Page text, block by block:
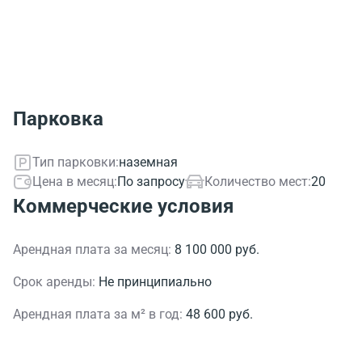
Парковка
Тип парковки:наземная
Цена в месяц:По запросу Количество мест:20
Коммерческие условия
Арендная плата за месяц: 8 100 000 руб.
Срок аренды: Не принципиально
Арендная плата за м² в год: 48 600 руб.